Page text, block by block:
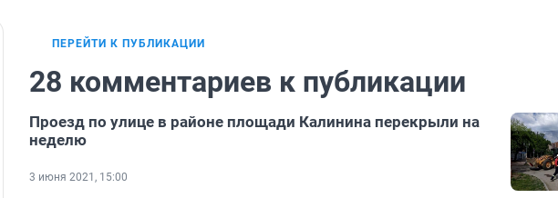
ПЕРЕЙТИ К ПУБЛИКАЦИИ
28 комментариев к публикации
Проезд по улице в районе площади Калинина перекрыли на
неделю
3 июня 2021, 15:00